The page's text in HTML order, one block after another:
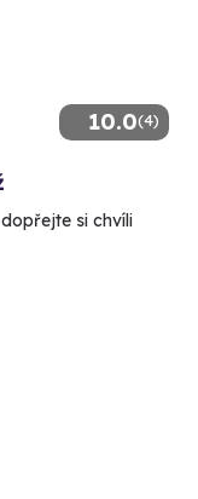
10.0(4)
si chvíli